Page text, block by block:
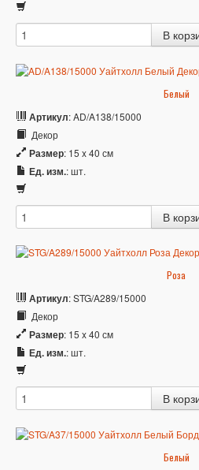
Белый
Артикул: AD/A138/15000
Декор
Размер: 15 x 40 см
Ед. изм.: шт.
Роза
Артикул: STG/A289/15000
Декор
Размер: 15 x 40 см
Ед. изм.: шт.
Белый